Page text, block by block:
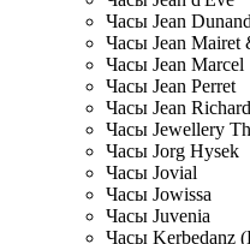
Часы Jean
Часы Jean
Часы Jean Marcel
Часы Jean Perret
Часы Jean Richard
Часы Jewellery
Часы Jorg Hysek
Часы Jovial
Часы Jowissa
Часы Juvenia
Часы Kerbedanz